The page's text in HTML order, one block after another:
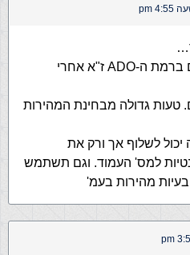
במאמר יש חלוקה לעמודים ברמת ה-ADO ז"א אחרי
טעות גדולה מבחינת המהירות
לשלוף אך ורק את
למס' העמוד. וגם תשתמש